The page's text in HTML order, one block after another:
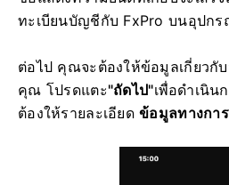
ทะเบียนบัญชีกับ FxPro บนอุปก
ต่อไป คุณจะต้องให้ข้อมูลเกี่ยวกับ
คุณ โปรดแตะ"ถัดไป"เพื่อดำเนิ
ต้องให้รายละเอียดข้อมูลทางการ